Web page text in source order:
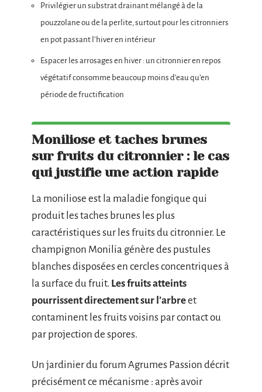
Privilégier un substrat drainant mélangé à de la
pouzzolane ou de la perlite, surtout pour les citronniers
en pot passant l’hiver en intérieur
Espacer les arrosages en hiver : un citronnier en repos
végétatif consomme beaucoup moins d’eau qu’en
période de fructification
Moniliose et taches brunes
sur fruits du citronnier : le cas
qui justifie une action rapide
La moniliose est la maladie fongique qui
produit les taches brunes les plus
caractéristiques sur les fruits du citronnier. Le
champignon Monilia génère des pustules
blanches disposées en cercles concentriques à
la surface du fruit. Les fruits atteints
pourrissent directement sur l’arbreet
contaminent les fruits voisins par contact ou
par projection de spores.
Un jardinier du forum Agrumes Passion décrit
précisément ce mécanisme : après avoir